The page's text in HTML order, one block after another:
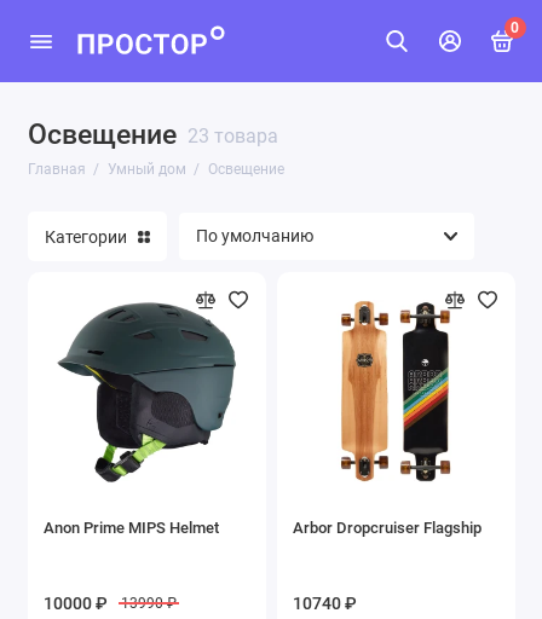
0
Освещение 23 товара
Главная Умный дом Освещение
Бытовая техника
Освещение
Сигнализации
Показать все
Категории
Anon Prime MIPS Helmet
10000 ₽ 13990 ₽
Arbor Dropcruiser Flagship
10740 ₽